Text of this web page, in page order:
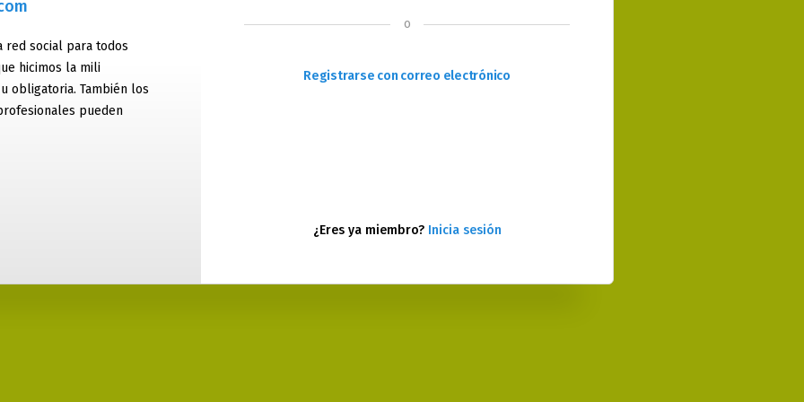
red social para todos
hicimos la mili
obligatoria. También los
pueden
o
Registrarse con correo electrónico
¿Eres ya miembro? Inicia sesión